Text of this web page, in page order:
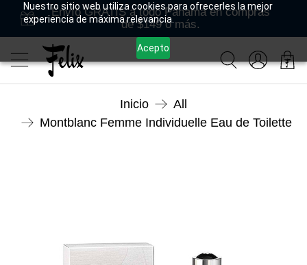
Nuestro sitio web utiliza cookies para ofrecerles la mejor
experiencia de máxima relevancia.
Acepto
Envío GRATIS a todo Panamá en compras
de $149 o más.
Inicio
All
Montblanc Femme Individuelle Eau de Toilette